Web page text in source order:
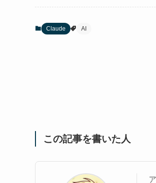
Claude AI
この記事を書いた人